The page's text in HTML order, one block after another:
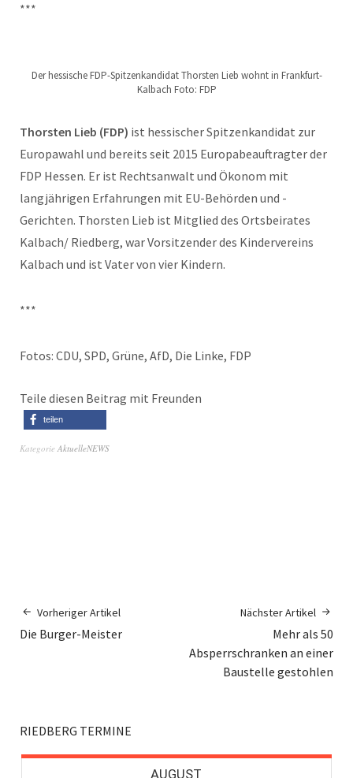
***
Der hessische FDP-Spitzenkandidat Thorsten Lieb wohnt in Frankfurt-
Kalbach Foto: FDP
Thorsten Lieb (FDP) ist hessischer Spitzenkandidat zur
Europawahl und bereits seit 2015 Europabeauftragter der
FDP Hessen. Er ist Rechtsanwalt und Ökonom mit
langjährigen Erfahrungen mit EU-Behörden und -
Gerichten. Thorsten Lieb ist Mitglied des Ortsbeirates
Kalbach/ Riedberg, war Vorsitzender des Kindervereins
Kalbach und ist Vater von vier Kindern.
***
Fotos: CDU, SPD, Grüne, AfD, Die Linke, FDP
Teile diesen Beitrag mit Freunden
teilen
Kategorie AktuelleNEWS
Vorheriger Artikel
Die Burger-Meister
Nächster Artikel
Mehr als 50
Absperrschranken an einer
Baustelle gestohlen
RIEDBERG TERMINE